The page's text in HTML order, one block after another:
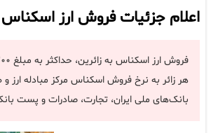
اعلام جزئیات فروش ارز اسکناس
بانک‌های ملی ایران، تجارت، صادرات و پست